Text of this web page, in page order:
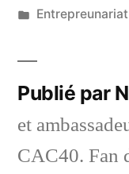
par
Publié
Entrepreunariat
Publié par
et
CAC40. Fan